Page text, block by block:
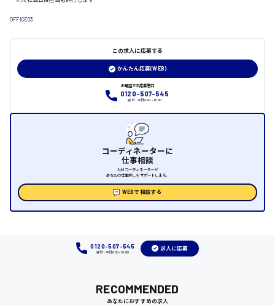
月給制すべて
OFFICE03
この求人に応募する
かんたん応募(WEB)
お電話での応募窓口
0120-507-545
受付：平日9:00 - 18:00
コーディネーターに
仕事相談
人材コーディネーターが
あなたの仕事探しをサポートします。
WEBで相談する
0120-507-545
受付：平日9:00 - 18:00
求人に応募
RECOMMENDED
あなたにおすすめの求人